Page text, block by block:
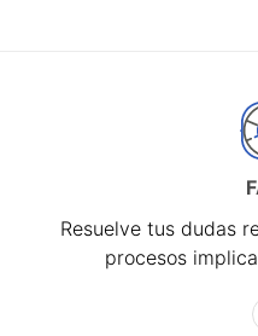
Resuelve tus dudas
procesos